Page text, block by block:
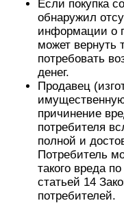
Если покупка
обнаружил
информации о
может вернуть
потребовать
денег.
Продавец
причинение
потребителя
полной и
Потребитель
такого вреда
статьей 14
потребителей.